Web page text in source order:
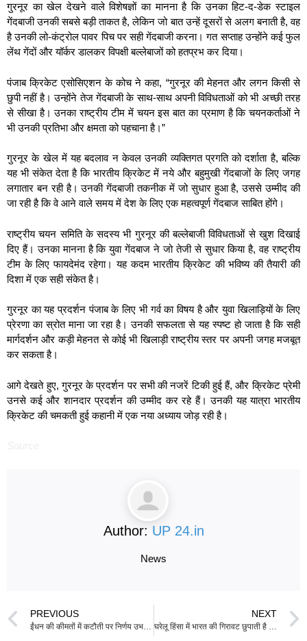
गुरनूर का खेल देखने वाले विशेषज्ञों का मानना है कि उनका हिट-द-डेक स्टाइल
गेंदबाजी उनकी सबसे बड़ी ताकत है, लेकिन जो बात उन्हें दूसरों से अलग बनाती है, वह
है उनकी लो-कंट्रोल पावर पिच पर सही गेंदबाजी करना। गत सप्ताह उन्होंने कई फुल
लेंथ गेंदों और यॉर्कर डालकर विपक्षी बल्लेबाजों को हतप्रभ कर दिया।
पंजाब क्रिकेट एसोसिएशन के कोच ने कहा, “गुरनूर की मेहनत और लगन किसी से
छुपी नहीं है। उन्होंने तेज गेंदबाजी के साथ-साथ अपनी विविधताओं को भी अच्छी तरह
से सीखा है। उनका राष्ट्रीय टीम में चयन इस बात का प्रमाण है कि चयनकर्ताओं ने
भी उनकी प्रतिभा और क्षमता को पहचाना है।”
गुरनूर के खेल में यह बदलाव न केवल उनकी व्यक्तिगत प्रगति को दर्शाता है, बल्कि
यह भी संकेत देता है कि भारतीय क्रिकेट में नये और बहुमुखी गेंदबाजों के लिए जगह
लगातार बन रही है। उनकी गेंदबाजी तकनीक में जो सुधार हुआ है, उससे उम्मीद की
जा रही है कि वे आने वाले समय में देश के लिए एक महत्वपूर्ण गेंदबाज साबित होंगे।
राष्ट्रीय चयन समिति के सदस्य भी गुरनूर की बल्लेबाजी विविधताओं से खुश दिखाई
दिए हैं। उनका मानना है कि युवा गेंदबाज ने जो तेजी से सुधार किया है, वह राष्ट्रीय
टीम के लिए फायदेमंद रहेगा। यह कदम भारतीय क्रिकेट की भविष्य की तैयारी की
दिशा में एक सही संकेत है।
गुरनूर का यह प्रदर्शन पंजाब के लिए भी गर्व का विषय है और युवा खिलाड़ियों के लिए
प्रेरणा का स्रोत माना जा रहा है। उनकी सफलता से यह स्पष्ट हो जाता है कि सही
मार्गदर्शन और कड़ी मेहनत से कोई भी खिलाड़ी राष्ट्रीय स्तर पर अपनी जगह मजबूत
कर सकता है।
आगे देखते हुए, गुरनूर के प्रदर्शन पर सभी की नजरें टिकी हुई हैं, और क्रिकेट प्रेमी
उनसे कई और शानदार प्रदर्शन की उम्मीद कर रहे हैं। उनकी यह यात्रा भारतीय
क्रिकेट की चमकती हुई कहानी में एक नया अध्याय जोड़ रही है।
Author: UP 24.in
News
PREVIOUS NEXT